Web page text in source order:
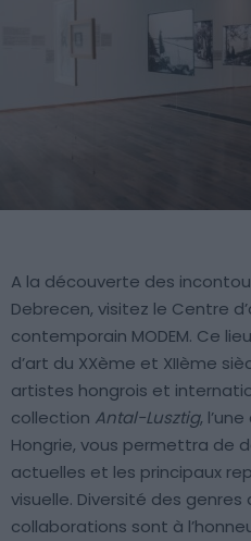
A la découverte des
Debrecen, visitez le Centre
contemporain MODEM. Ce
d’art du XXème et XIIème
artistes hongrois et
collection Antal-Lusztig,
Hongrie, vous permettra de
actuelles et les principaux
visuelle. Diversité des
collaborations sont à